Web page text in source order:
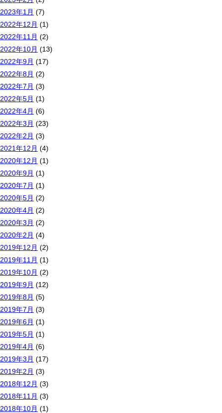
2023年1月 (7)
2022年12月 (1)
2022年11月 (2)
2022年10月 (13)
2022年9月 (17)
2022年8月 (2)
2022年7月 (3)
2022年5月 (1)
2022年4月 (6)
2022年3月 (23)
2022年2月 (3)
2021年12月 (4)
2020年12月 (1)
2020年9月 (1)
2020年7月 (1)
2020年5月 (2)
2020年4月 (2)
2020年3月 (2)
2020年2月 (4)
2019年12月 (2)
2019年11月 (1)
2019年10月 (2)
2019年9月 (12)
2019年8月 (5)
2019年7月 (3)
2019年6月 (1)
2019年5月 (1)
2019年4月 (6)
2019年3月 (17)
2019年2月 (3)
2018年12月 (3)
2018年11月 (3)
2018年10月 (1)